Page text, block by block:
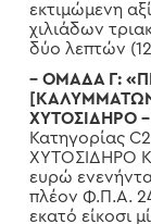
εκτιμώμενη
χιλιάδων
δύο λεπτών
– ΟΜΑΔΑ Γ:
ΧΥΤΟΣΙΔΗΡΟ
Κατηγορίας
ΧΥΤΟΣΙΔΗΡΟ
ευρώ
πλέον Φ.Π.Α.
εκατό είκοσι